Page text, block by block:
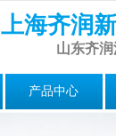
上海齐润
山东齐
产品中心